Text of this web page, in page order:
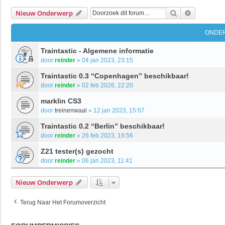
Nieuw Onderwerp Zoek
Traintastic - Algemene informatie
door reinder » 04 jan 2023, 23:15
Traintastic 0.3 “Copenhagen” beschikbaar!
door reinder » 02 feb 2026, 22:20
marklin CS3
door treinenwaal » 12 jan 2023, 15:07
Traintastic 0.2 “Berlin” beschikbaar!
door reinder » 26 feb 2023, 19:56
Z21 tester(s) gezocht
door reinder » 06 jan 2023, 11:41
Nieuw Onderwerp
Terug Naar Het Forumoverzicht